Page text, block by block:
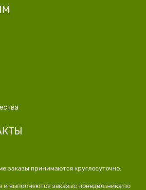
заказы принимаются круглосуточно.
и выполняются заказыс понедельника по